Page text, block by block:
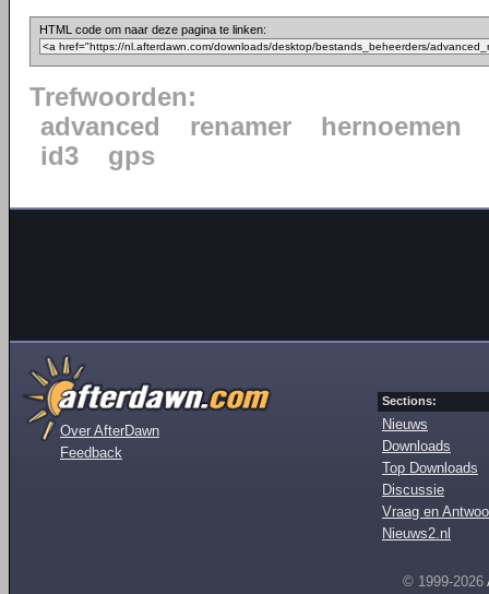
HTML code om naar deze pagina te linken:
Trefwoorden:
advanced
renamer
hernoemen
id3
gps
Over AfterDawn
Feedback
Sections:
Nieuws
Downloads
Top Downloads
Discussie
Vraag en
Nieuws2.nl
© 1999-2026